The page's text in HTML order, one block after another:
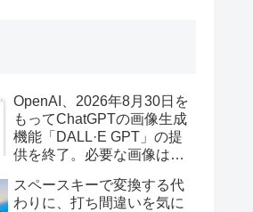
OpenAI、2026年8月30日を
もってChatGPTの画像生成
機能「DALL·E GPT」の提
供を終了。必要な画像は期
スペースキーで変換する代
わりに、打ち間違いを気に